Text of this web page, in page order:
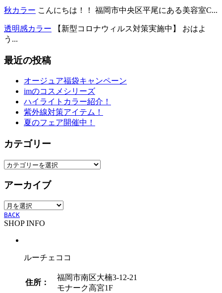
秋カラー こんにちは！！ 福岡市中央区平尾にある美容室C...
透明感カラー
【新型コロナウィルス対策実施中】 おはよ
う...
最近の投稿
オージュア福袋キャンペーン
imのコスメシリーズ
ハイライトカラー紹介！
紫外線対策アイテム！
夏のフェア開催中！
カテゴリー
カ
ゴ
ー
アーカイブ
ア
ー
カ
BACK
SHOP INFO
ルーチェココ
住所：
福岡市南区大楠3-12-21
モナーク高宮1F